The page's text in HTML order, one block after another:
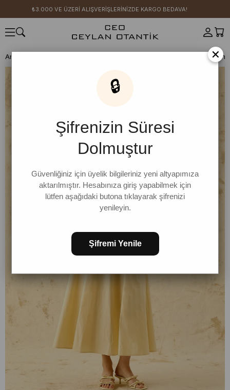
₺3.000 VE ÜZERİ ALIŞVERİŞLERİNİZDE KARGO BEDAVA!
Anasayfa Tereyağ Sarısı Koton
×
🔒
Şifrenizin Süresi
Dolmuştur
Güvenliğiniz için üyelik bilgileriniz yeni altyapımıza
aktarılmıştır. Hesabınıza giriş yapabilmek için
lütfen aşağıdaki butona tıklayarak şifrenizi
yenileyin.
Şifremi Yenile